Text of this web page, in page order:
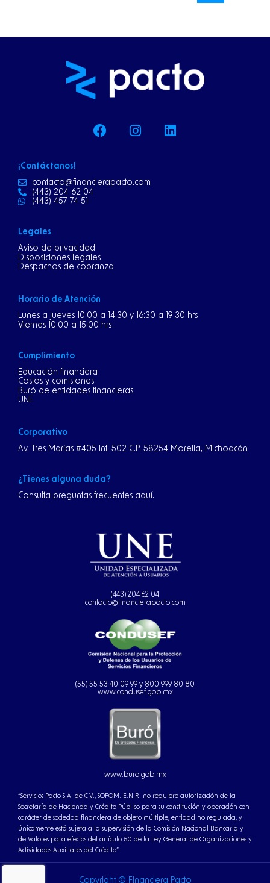
a
o
n
g
i
¡Contáctanos!
contacto@financierapacto.com
(443) 204 62 04
(443) 457 74 51
Legales
Aviso de privacidad
Disposiciones legales
Despachos de cobranza
Horario de Atención
Lunes a jueves 10:00 a 14:30 y 16:30 a 19:30 hrs
Viernes 10:00 a 15:00 hrs
Cumplimiento
Educación financiera
Costos y comisiones
Buró de entidades financieras
UNE
Corporativo
Av. Tres Marías #405 Int. 502 C.P. 58254 Morelia, Michoacán
¿Tienes alguna duda?
Consulta preguntas frecuentes aquí.
(443) 204 62 04
contacto@financierapacto.com
(55) 55 53 40 09 99 y 800 999 80 80
www.condusef.gob.mx
www.buro.gob.mx
“Servicios Pacto S.A. de C.V., SOFOM. E.N.R. no requiere autorización de la
Secretaría de Hacienda y Crédito Público para su constitución y operación con
carácter de sociedad financiera de objeto múltiple, entidad no regulada, y
únicamente está sujeta a la supervisión de la Comisión Nacional Bancaria y
de Valores para efectos del artículo 50 de la Ley General de Organizaciones y
Actividades Auxiliares del Crédito”.
Copyright © Financiera Pacto